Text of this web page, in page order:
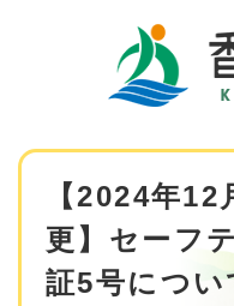
本
【2024年
更】セーフ
証5号につい